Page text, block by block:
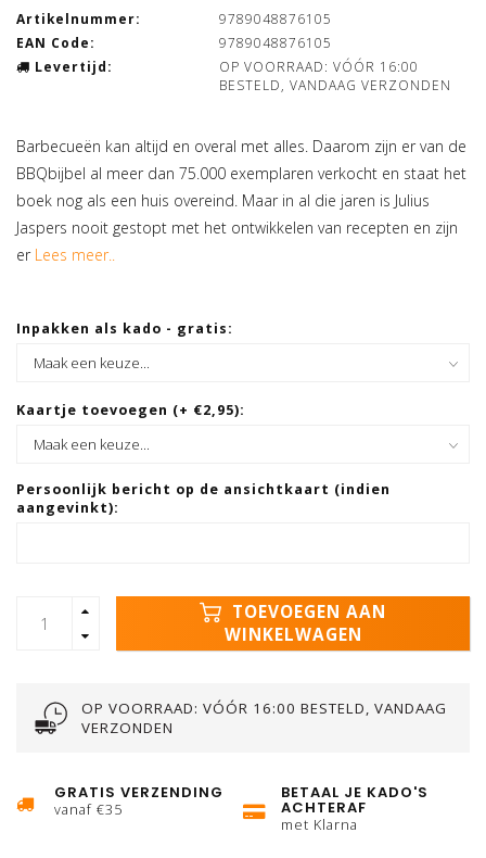
Artikelnummer:
9789048876105
EAN Code:
9789048876105
Levertijd:
OP VOORRAAD: VÓÓR 16:00
BESTELD, VANDAAG VERZONDEN
Barbecueën kan altijd en overal met alles. Daarom zijn er van de
BBQbijbel al meer dan 75.000 exemplaren verkocht en staat het
boek nog als een huis overeind. Maar in al die jaren is Julius
Jaspers nooit gestopt met het ontwikkelen van recepten en zijn
er Lees meer..
Inpakken als kado - gratis:
Kaartje toevoegen (+ €2,95):
Persoonlijk bericht op de ansichtkaart (indien
aangevinkt):
TOEVOEGEN AAN
WINKELWAGEN
OP VOORRAAD: VÓÓR 16:00 BESTELD, VANDAAG
VERZONDEN
GRATIS VERZENDING
vanaf €35
BETAAL JE KADO'S
ACHTERAF
met Klarna